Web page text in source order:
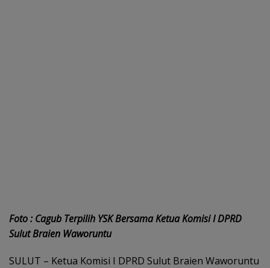
Foto : Cagub Terpilih YSK Bersama Ketua Komisi I DPRD
Sulut Braien Waworuntu
SULUT – Ketua Komisi I DPRD Sulut Braien Waworuntu